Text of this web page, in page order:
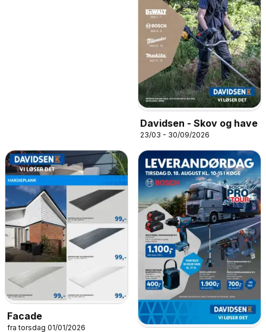
Davidsen - Skov og have
23/03 - 30/09/2026
Facade
fra torsdag 01/01/2026